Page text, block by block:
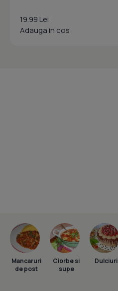
19.99 Lei
Adauga in cos
Mancaruri
de post
Ciorbe si
supe
Dulciuri